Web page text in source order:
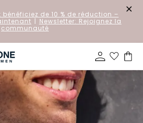
bénéficiez de 10 % de réduction –
| Newsletter: Rejoignez la
communauté